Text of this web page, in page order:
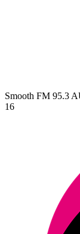
Smooth FM 95.3
16